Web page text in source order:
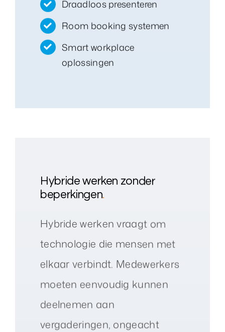
Draadloos presenteren
Room booking systemen
Smart workplace
oplossingen
Hybride werken zonder
beperkingen.
Hybride werken vraagt om
technologie die mensen met
elkaar verbindt. Medewerkers
moeten eenvoudig kunnen
deelnemen aan
vergaderingen, ongeacht